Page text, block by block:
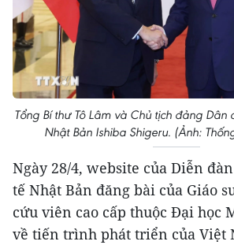
Tổng Bí thư Tô Lâm và Chủ tịch đảng Dân
Nhật Bản Ishiba Shigeru. (Ảnh:
Ngày 28/4, website của Diễn
tế Nhật Bản đăng bài của Giáo
cứu viên cao cấp thuộc Đại học
về tiến trình phát triển của Việt